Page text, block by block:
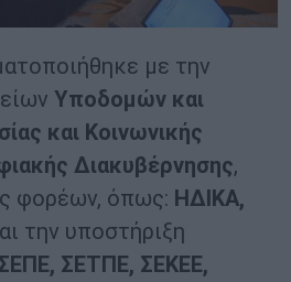
με την
Υποδομών και
και Κοινωνικής
Διακυβέρνησης,
φορέων, όπως: ΗΔΙΚΑ,
την υποστήριξη
ΣΕΤΠΕ, ΣΕΚΕΕ,